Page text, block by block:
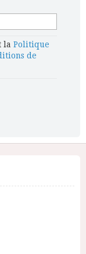
la Politique
de